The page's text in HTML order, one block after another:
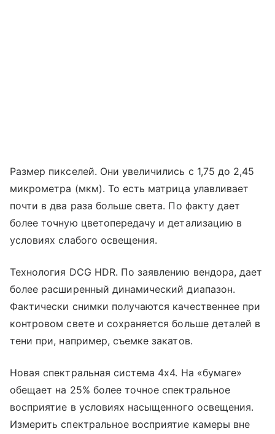
Размер пикселей. Они увеличились с 1,75 до 2,45
микрометра (мкм). То есть матрица улавливает
почти в два раза больше света. По факту дает
более точную цветопередачу и детализацию в
условиях слабого освещения.
Технология DCG HDR. По заявлению вендора, дает
более расширенный динамический диапазон.
Фактически снимки получаются качественнее при
контровом свете и сохраняется больше деталей в
тени при, например, съемке закатов.
Новая спектральная система 4х4. На «бумаге»
обещает на 25% более точное спектральное
восприятие в условиях насыщенного освещения.
Измерить спектральное восприятие камеры вне